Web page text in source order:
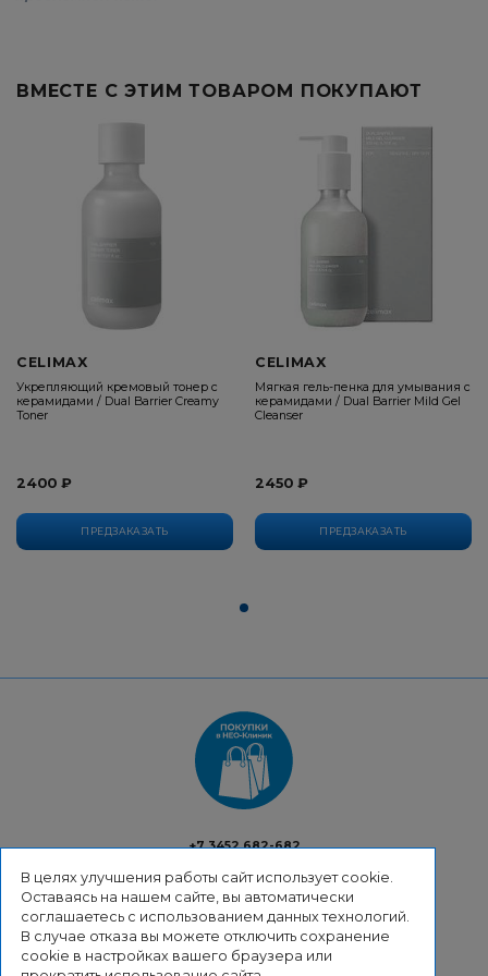
Снижение жирного блеска – 70%
ВМЕСТЕ С ЭТИМ ТОВАРОМ ПОКУПАЮТ
ПРЕДЗАКАЗАТЬ
CELIMAX
Укрепляющий кремовый тонер с
керамидами / Dual Barrier Creamy
Toner
2400 ₽
ПРЕДЗАКАЗАТЬ
CELIMAX
Мягкая гель-пенка для умывания с
керамидами / Dual Barrier Mild Gel
Cleanser
2450 ₽
ВОЗВРАТ
+7 3452 682-682
shop@neo-clinic.com
В целях улучшения работы сайт использует cookie.
Оставаясь на нашем сайте, вы автоматически
соглашаетесь с использованием данных технологий.
В случае отказа вы можете отключить сохранение
cookie в настройках вашего браузера или